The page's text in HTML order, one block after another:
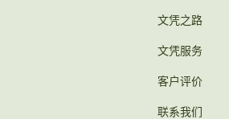
文凭之路
文凭服务
客户评价
联系我们